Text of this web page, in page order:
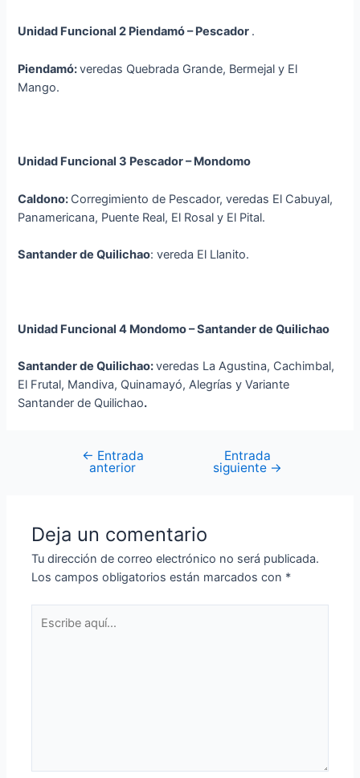
Unidad Funcional 2 Piendamó – Pescador .
Piendamó:veredas Quebrada Grande, Bermejal y El
Mango.
Unidad Funcional 3 Pescador – Mondomo
Caldono: Corregimiento de Pescador, veredas El Cabuyal,
Panamericana, Puente Real, El Rosal y El Pital.
Santander de Quilichao: vereda El Llanito.
Unidad Funcional 4 Mondomo – Santander de Quilichao
Santander de Quilichao:veredas La Agustina, Cachimbal,
El Frutal, Mandiva, Quinamayó, Alegrías y Variante
Santander de Quilichao.
← Entrada
anterior
Entrada
siguiente →
Deja un comentario
Tu dirección de correo electrónico no será publicada.
Los campos obligatorios están marcados con *